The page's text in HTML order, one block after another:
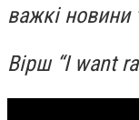
важкі новини
Вірш “I want